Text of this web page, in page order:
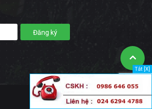
Đăng ký
Tắt [X]